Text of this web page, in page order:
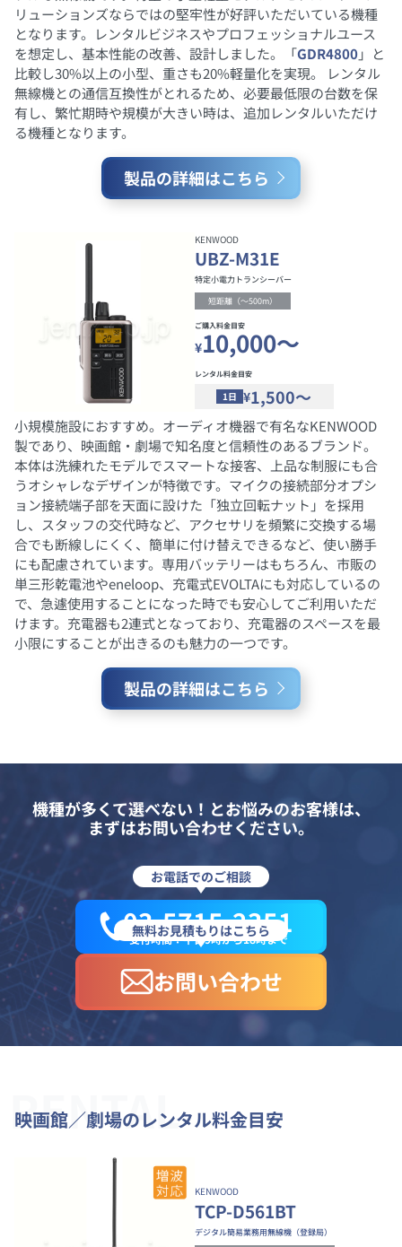
リューションズならではの堅牢性が好評いただいている機種
となります。レンタルビジネスやプロフェッショナルユース
を想定し、基本性能の改善、設計しました。「GDR4800」と
比較し30%以上の小型、重さも20%軽量化を実現。 レンタル
無線機との通信互換性がとれるため、必要最低限の台数を保
有し、繁忙期時や規模が大きい時は、追加レンタルいただけ
る機種となります。
製品の詳細はこちら
KENWOOD
UBZ-M31E
特定小電力トランシーバー
短距離（～500m）
ご購入料金目安
¥10,000～
レンタル料金目安
1日 ¥1,500～
小規模施設におすすめ。オーディオ機器で有名なKENWOOD
製であり、映画館・劇場で知名度と信頼性のあるブランド。
本体は洗練れたモデルでスマートな接客、上品な制服にも合
うオシャレなデザインが特徴です。マイクの接続部分オプシ
ョン接続端子部を天面に設けた「独立回転ナット」を採用
し、スタッフの交代時など、アクセサリを頻繁に交換する場
合でも断線しにくく、簡単に付け替えできるなど、使い勝手
にも配慮されています。専用バッテリーはもちろん、市販の
単三形乾電池やeneloop、充電式EVOLTAにも対応しているの
で、急遽使用することになった時でも安心してご利用いただ
けます。充電器も2連式となっており、充電器のスペースを最
小限にすることが出きるのも魅力の一つです。
製品の詳細はこちら
機種が多くて選べない！とお悩みのお客様は、
まずはお問い合わせください。
お電話でのご相談
03-5715-2351
受付時間：平日9時から18時まで
無料お見積もりはこちら
お問い合わせ
RENTAL
映画館／劇場のレンタル料金目安
KENWOOD
TCP-D561BT
デジタル簡易業務用無線機（登録局）